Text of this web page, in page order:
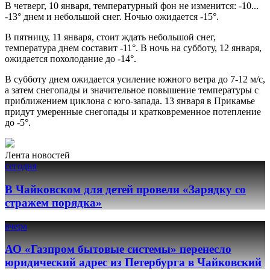
В четверг, 10 января, температурный фон не изменится: -10...
-13° днем и небольшой снег. Ночью ожидается -15°.
В пятницу, 11 января, стоит ждать небольшой снег,
температура днем составит -11°. В ночь на субботу, 12 января,
ожидается похолодание до -14°.
В субботу днем ожидается усиление южного ветра до 7-12 м/с,
а затем снегопады и значительное повышение температуры с
приближением циклона с юго-запада. 13 января в Прикамье
придут умеренные снегопады и кратковременное потепление
до -5°.
Лента новостей
сегодня
В Чайковском для детей провели «Зарядку со
стражем порядка»
вчера
АО «Газпром бытовые системы» перенесло
юридический адрес из Петербурга в Чайковский